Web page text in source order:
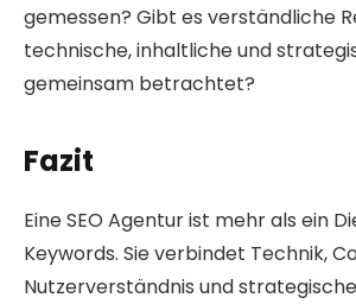
gemessen? Gibt es verständliche
technische, inhaltliche und
gemeinsam betrachtet?
Fazit
Eine SEO Agentur ist mehr als ein
Keywords. Sie verbindet Technik,
Nutzerverständnis und